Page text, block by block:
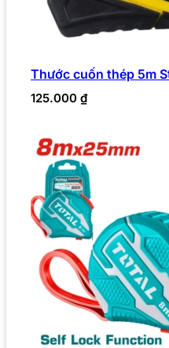
Thước cuốn thép 5m
125.000 ₫